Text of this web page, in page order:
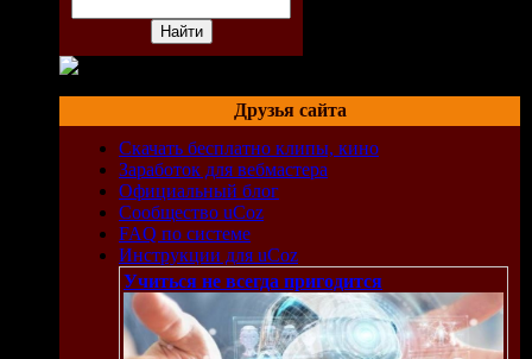
Друзья сайта
Скачать бесплатно клипы, кино
Заработок для вебмастера
Официальный блог
Сообщество uCoz
FAQ по системе
Инструкции для uCoz
Учиться не всегда пригодится